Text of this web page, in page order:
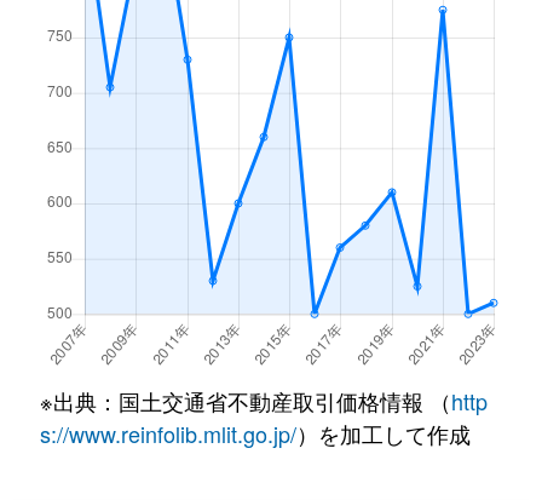
撫養町黒崎
撫養町小桑島
650万円
480万円
撫養町斎田
420万円 鳴門
撫養町斎田
950万円 撫養
撫養町斎田
970万円 撫養
徒歩7
撫養町斎田
1,000万円 撫養
徒歩7
撫養町立岩
280万円 鳴門
徒歩21
※出典：国土交通省不動産取引価格情報 （http
s://www.reinfolib.mlit.go.jp/）を加工して作成